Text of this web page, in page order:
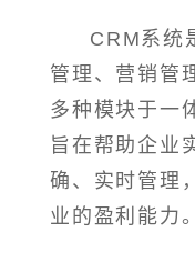
CRM系统
管理、营销管
多种模块于一
旨在帮助企业
确、实时管理
业的盈利能力。